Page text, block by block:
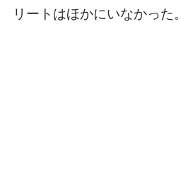
リートはほかにいなかった。